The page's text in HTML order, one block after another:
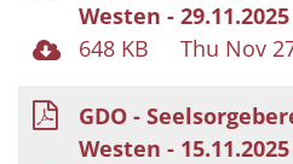
Westen -
648 KB
Thu Nov
GDO -
Westen -